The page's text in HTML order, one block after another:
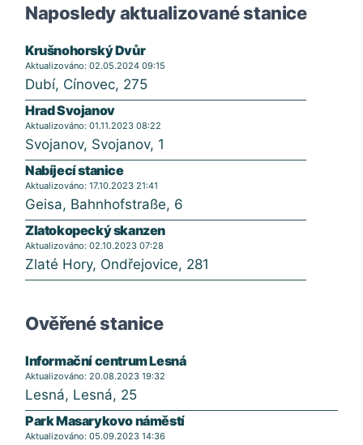
Naposledy aktualizované stanice
Krušnohorský Dvůr
Aktualizováno: 02.05.2024 09:15
Dubí, Cínovec, 275
Hrad Svojanov
Aktualizováno: 01.11.2023 08:22
Svojanov, Svojanov, 1
Nabíjecí stanice
Aktualizováno: 17.10.2023 21:41
Geisa, Bahnhofstraße, 6
Zlatokopecký skanzen
Aktualizováno: 02.10.2023 07:28
Zlaté Hory, Ondřejovice, 281
Ověřené stanice
Informační centrum Lesná
Aktualizováno: 20.08.2023 19:32
Lesná, Lesná, 25
Park Masarykovo náměstí
Aktualizováno: 05.09.2023 14:36